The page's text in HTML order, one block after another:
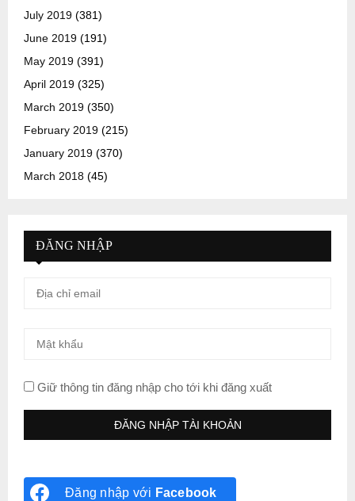
July 2019 (381)
June 2019 (191)
May 2019 (391)
April 2019 (325)
March 2019 (350)
February 2019 (215)
January 2019 (370)
March 2018 (45)
ĐĂNG NHẬP
Giữ thông tin đăng nhập cho tới khi đăng xuất
Đăng nhập với Facebook